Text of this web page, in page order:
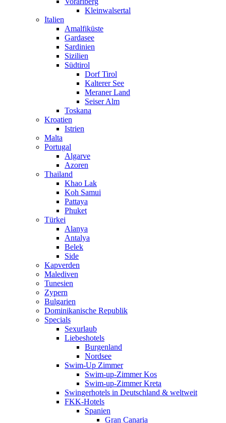
Kleinwalsertal
Italien
Amalfiküste
Gardasee
Sardinien
Sizilien
Südtirol
Dorf Tirol
Kalterer See
Meraner Land
Seiser Alm
Toskana
Kroatien
Istrien
Malta
Portugal
Algarve
Azoren
Thailand
Khao Lak
Koh Samui
Pattaya
Phuket
Türkei
Alanya
Antalya
Belek
Side
Kapverden
Malediven
Tunesien
Zypern
Bulgarien
Dominikanische Republik
Specials
Sexurlaub
Liebeshotels
Burgenland
Nordsee
Swim-Up Zimmer
Swim-up-Zimmer Kos
Swim-up-Zimmer Kreta
Swingerhotels in Deutschland & weltweit
FKK-Hotels
Spanien
Gran Canaria